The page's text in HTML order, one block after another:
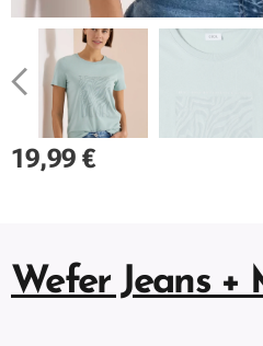
19,99 €
Wefer Jeans +